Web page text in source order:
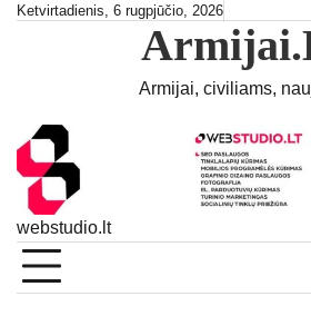
SkipKetvirtadienis, 6 rugpjūčio, 2026
Armijai, civiliams,
webstudio.lt